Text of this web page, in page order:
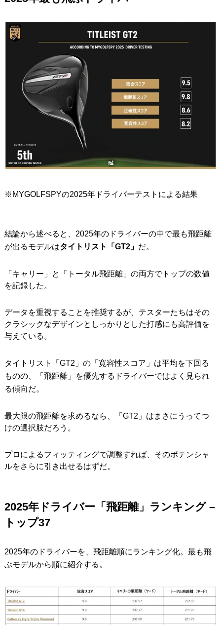
※MYGOLFSPYの2025年ドライバーテストによる結果
結論から述べると、2025年のドライバーの中で最も飛距離
が出るモデルはタイトリスト「GT2」 だ。
「キャリー」と「トータル飛距離」の両方でトップの数値
を記録した。
データを重視することを推奨するが、テスターたちはその
クラシックなデザインとしっかりとした打感にも高評価を
与えている。
タイトリスト「GT2」の「寛容性スコア」は平均を下回る
ものの、「飛距離」を優先するドライバーではよく見られ
る傾向だ。
最大限の飛距離を求めるなら、「GT2」はまさにうってつ
けの選択肢だろう。
プロによるフィッティングで調整すれば、そのポテンシャ
ルをさらに引き出せるはずだ。
2025年ドライバー「飛距離」ランキング –
トップ37
2025年のドライバーを、飛距離順にランキング化。最も飛
ぶモデルから順に紹介する。